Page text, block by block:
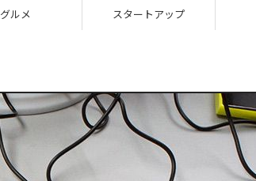
グルメ スタートアップ